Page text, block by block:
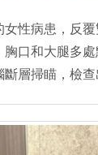
女性病患，反覆
胸口和大腿多
斷層掃瞄，檢
蛀牙造成牙齦感
前被診斷過二